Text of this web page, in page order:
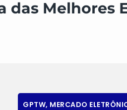
das
GPTW, MERCADO